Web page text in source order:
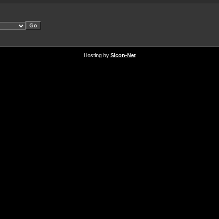
Hosting by Sicon-Net